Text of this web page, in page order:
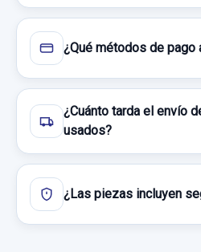
CERRADURA PUERTA
80553AA300 80553AA300
CERRADURA PUERTA
IZQUIERDA... usado.
NISSAN X-TRAIL (T30)
Garantía 1 año
¿Qué métodos de pago
¿Cuánto tarda el envío
usados?
¿Las piezas incluyen